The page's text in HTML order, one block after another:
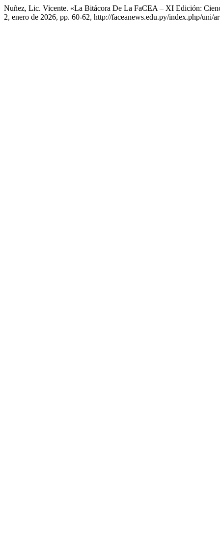
Nuñez, Lic. Vicente. «La Bitácora De La FaCEA – XI Edición:
2, enero de 2026, pp. 60-62, http://faceanews.edu.py/index.php/uni/